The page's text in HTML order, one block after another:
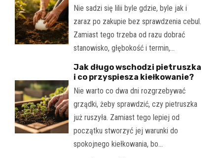
Nie sadzi się lilii byle gdzie, byle jak i
zaraz po zakupie bez sprawdzenia cebul.
Zamiast tego trzeba od razu dobrać
stanowisko, głębokość i termin,…
Jak długo wschodzi pietruszka
i co przyspiesza kiełkowanie?
Nie warto co dwa dni rozgrzebywać
grządki, żeby sprawdzić, czy pietruszka
już ruszyła. Zamiast tego lepiej od
początku stworzyć jej warunki do
spokojnego kiełkowania, bo…